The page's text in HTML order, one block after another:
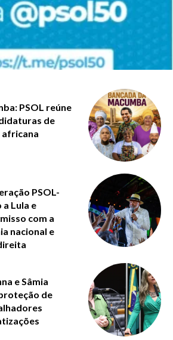
PSOL reúne
de
PSOL-
Lula e
com a
nacional e
e Sâmia
de